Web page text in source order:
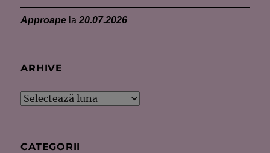
Approape la20.07.2026
ARHIVE
Arhive
CATEGORII